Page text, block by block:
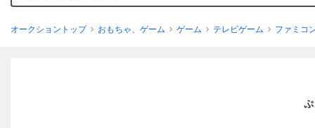
オークショントップ おもちゃ、ゲーム ゲーム テレビゲーム ファミコ